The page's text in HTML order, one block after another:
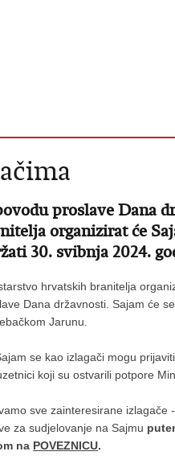
proslave Dana
organizirat će
30. svibnja 2024.
hrvatskih branitelja
Dana državnosti. Sajam će
Jarunu.
se kao izlagači mogu
koji su ostvarili potpore
sve zainteresirane izlagače
za sudjelovanje na Sajmu
na POVEZNICU.